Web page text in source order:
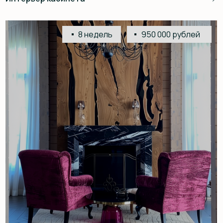
О компании
Сотрудничество
Доставка и оплата
Статьи
Контакты
Telegram
ВКонтакте
‪+7 969 938 6905
eywawood@mail.ru
ИНН: 7801686602
Санкт-Петербург, В.О., ул. Уральская,
д. 13К, Бизнес-Центр «Алмаз»